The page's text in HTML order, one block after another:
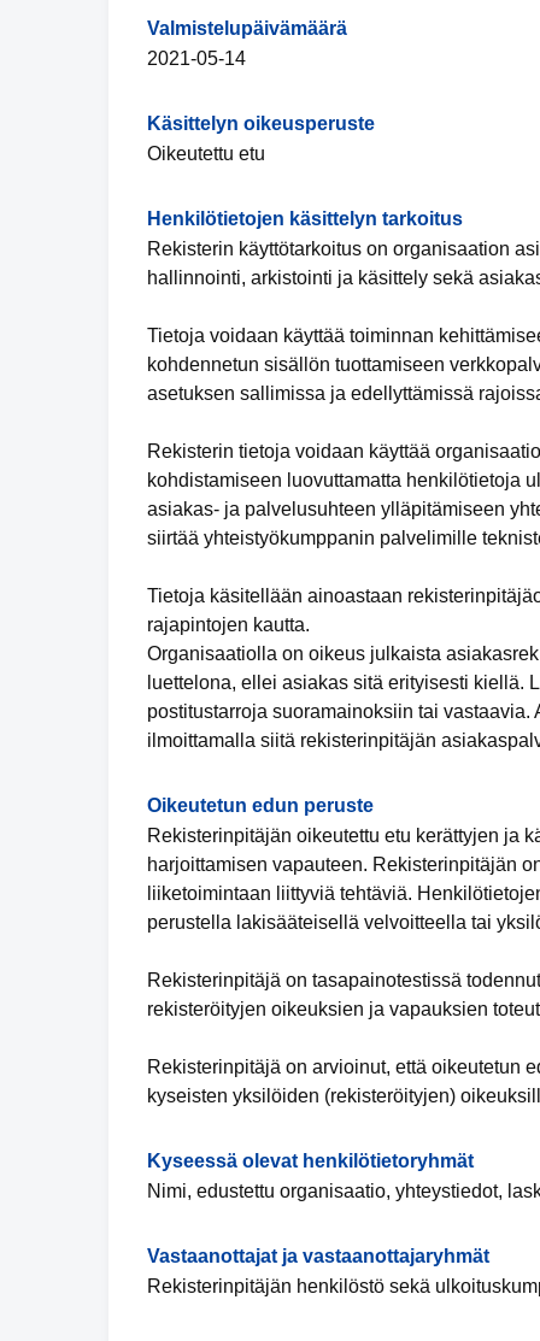
Valmistelupäivämäärä
2021-05-14
Käsittelyn oikeusperuste
Oikeutettu etu
Henkilötietojen käsittelyn tarkoitus
Rekisterin käyttötarkoitus on organisaation
hallinnointi, arkistointi ja käsittely sekä
Tietoja voidaan käyttää toiminnan
kohdennetun sisällön tuottamiseen
asetuksen sallimissa ja edellyttämissä
Rekisterin tietoja voidaan käyttää
kohdistamiseen luovuttamatta henkilötietoja
asiakas- ja palvelusuhteen ylläpitämiseen
siirtää yhteistyökumppanin palvelimille
Tietoja käsitellään ainoastaan
rajapintojen kautta.
Organisaatiolla on oikeus julkaista
luettelona, ellei asiakas sitä erityisesti kiellä.
postitustarroja suoramainoksiin tai
ilmoittamalla siitä rekisterinpitäjän
Oikeutetun edun peruste
Rekisterinpitäjän oikeutettu etu kerättyjen ja
harjoittamisen vapauteen. Rekisterinpitäjän
liiketoimintaan liittyviä tehtäviä.
perustella lakisääteisellä velvoitteella tai
Rekisterinpitäjä on tasapainotestissä
rekisteröityjen oikeuksien ja vapauksien
Rekisterinpitäjä on arvioinut, että oikeutetun
kyseisten yksilöiden (rekisteröityjen)
Kyseessä olevat henkilötietoryhmät
Nimi, edustettu organisaatio, yhteystiedot,
Vastaanottajat ja vastaanottajaryhmät
Rekisterinpitäjän henkilöstö sekä